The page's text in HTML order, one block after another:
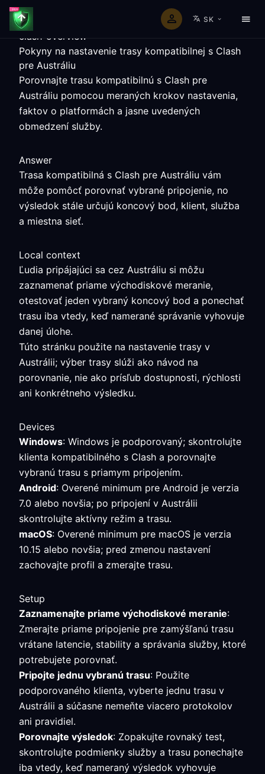
SK
clash-overview
Pokyny na nastavenie trasy kompatibilnej s Clash
pre Austráliu
Porovnajte trasu kompatibilnú s Clash pre
Austráliu pomocou meraných krokov nastavenia,
faktov o platformách a jasne uvedených
obmedzení služby.
Answer
Trasa kompatibilná s Clash pre Austráliu vám
môže pomôcť porovnať vybrané pripojenie, no
výsledok stále určujú koncový bod, klient, služba
a miestna sieť.
Local context
Ľudia pripájajúci sa cez Austráliu si môžu
zaznamenať priame východiskové meranie,
otestovať jeden vybraný koncový bod a ponechať
trasu iba vtedy, keď namerané správanie vyhovuje
danej úlohe.
Túto stránku použite na nastavenie trasy v
Austrálii; výber trasy slúži ako návod na
porovnanie, nie ako prísľub dostupnosti, rýchlosti
ani konkrétneho výsledku.
Devices
Windows: Windows je podporovaný; skontrolujte
klienta kompatibilného s Clash a porovnajte
vybranú trasu s priamym pripojením.
Android: Overené minimum pre Android je verzia
7.0 alebo novšia; po pripojení v Austrálii
skontrolujte aktívny režim a trasu.
macOS: Overené minimum pre macOS je verzia
10.15 alebo novšia; pred zmenou nastavení
zachovajte profil a zmerajte trasu.
Setup
Zaznamenajte priame východiskové meranie:
Zmerajte priame pripojenie pre zamýšľanú trasu
vrátane latencie, stability a správania služby, ktoré
potrebujete porovnať.
Pripojte jednu vybranú trasu: Použite
podporovaného klienta, vyberte jednu trasu v
Austrálii a súčasne nemeňte viacero protokolov
ani pravidiel.
Porovnajte výsledok: Zopakujte rovnaký test,
skontrolujte podmienky služby a trasu ponechajte
iba vtedy, keď nameraný výsledok vyhovuje